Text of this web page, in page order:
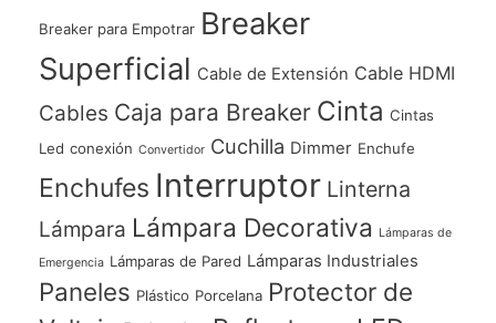
Breaker para Empotrar Breaker
Superficial Cable de Extensión Cable HDMI
Cables Caja para Breaker Cinta Cintas
Led conexión Convertidor Cuchilla Dimmer Enchufe
Enchufes Interruptor Linterna
Lámpara Lámpara Decorativa Lámparas de
Emergencia Lámparas de Pared Lámparas Industriales
Paneles Plástico Porcelana Protector de